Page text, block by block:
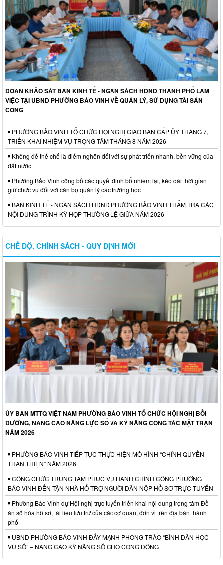
ĐOÀN KHẢO SÁT BAN KINH TẾ - NGÂN SÁCH HĐND THÀNH PHỐ LÀM
VIỆC TẠI UBND PHƯỜNG BẢO VINH VỀ QUẢN LÝ, SỬ DỤNG TÀI SẢN
CÔNG
PHƯỜNG BẢO VINH TỔ CHỨC HỘI NGHỊ GIAO BAN CẤP ỦY THÁNG 7,
TRIỂN KHAI NHIỆM VỤ TRỌNG TÂM THÁNG 8 NĂM 2026
Không để thể chế là điểm nghẽn đối với sự phát triển nhanh, bền vững của
đất nước
Phường Bảo Vinh công bố các quyết định bổ nhiệm lại, kéo dài thời gian
giữ chức vụ đối với cán bộ quản lý các trường học
BAN KINH TẾ - NGÂN SÁCH HĐND PHƯỜNG BẢO VINH THẨM TRA CÁC
NỘI DUNG TRÌNH KỲ HỌP THƯỜNG LỆ GIỮA NĂM 2026
CHẾ ĐỘ, CHÍNH SÁCH - QUY ĐỊNH MỚI
ỦY BAN MTTQ VIỆT NAM PHƯỜNG BẢO VINH TỔ CHỨC HỘI NGHỊ BỒI
DƯỠNG, NÂNG CAO NĂNG LỰC SỐ VÀ KỸ NĂNG CÔNG TÁC MẶT TRẬN
NĂM 2026
PHƯỜNG BẢO VINH TIẾP TỤC THỰC HIỆN MÔ HÌNH “CHÍNH QUYỀN
THÂN THIỆN” NĂM 2026
CÔNG CHỨC TRUNG TÂM PHỤC VỤ HÀNH CHÍNH CÔNG PHƯỜNG
BẢO VINH ĐẾN TẬN NHÀ HỖ TRỢ NGƯỜI DÂN NỘP HỒ SƠ TRỰC TUYẾN
Phường Bảo Vinh dự Hội nghị trực tuyến triển khai nội dung trọng tâm Đề
án số hóa hồ sơ, tài liệu lưu trữ của các cơ quan, đơn vị trên địa bàn thành
phố
UBND PHƯỜNG BẢO VINH ĐẨY MẠNH PHONG TRÀO “BÌNH DÂN HỌC
VỤ SỐ” – NÂNG CAO KỸ NĂNG SỐ CHO CỘNG ĐỒNG